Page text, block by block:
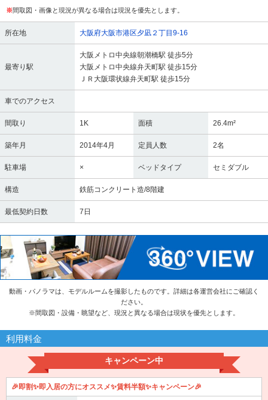
※間取図・画像と現況が異なる場合は現況を優先とします。
所在地 大阪府大阪市港区夕凪２丁目9-16
最寄り駅
大阪メトロ中央線朝潮橋駅 徒歩5分
大阪メトロ中央線弁天町駅 徒歩15分
ＪＲ大阪環状線弁天町駅 徒歩15分
車でのアクセス
間取り 1K 面積 26.4m²
築年月 2014年4月 定員人数 2名
駐車場 × ベッドタイプ セミダブル
構造 鉄筋コンクリート造/8階建
最低契約日数 7日
動画・パノラマは、モデルルームを撮影したものです。詳細は各運営会社にご確認く
ださい。
※間取図・設備・眺望など、現況と異なる場合は現状を優先とします。
利用料金
キャンペーン中
🎉即割✨即入居の方にオススメ✨賃料半額✨キャンペーン🎉